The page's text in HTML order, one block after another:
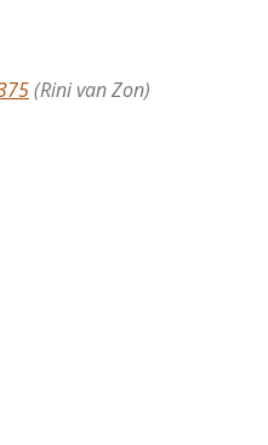
(Rini van Zon)